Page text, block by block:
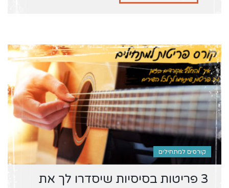
קורסים למתחילים
3 פריטות בסיסיות שיסדרו לך את